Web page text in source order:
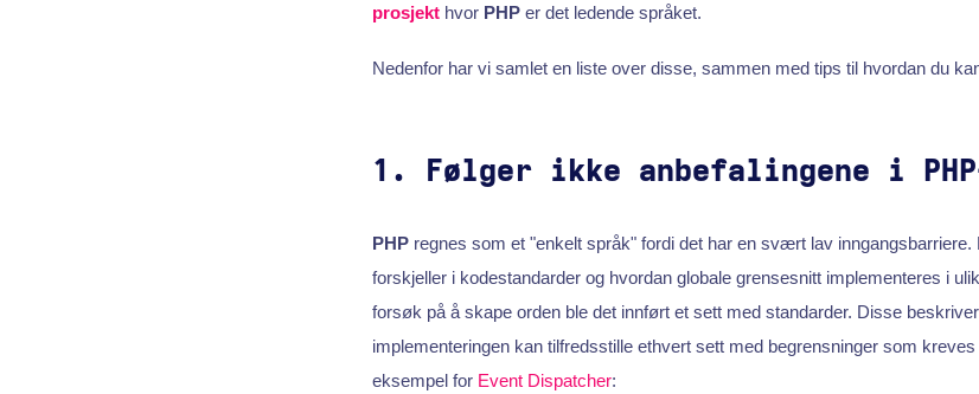
prosjekthvor PHPer det ledende språket.
Nedenfor har vi samlet en liste over disse, sammen med tips til hvordan du
1. Følger ikke anbefalingene i
PHPregnes som et "enkelt språk" fordi det har en svært lav inngangsbarriere.
forskjeller i kodestandarder og hvordan globale grensesnitt implementeres i
forsøk på å skape orden ble det innført et sett med standarder. Disse
implementeringen kan tilfredsstille ethvert sett med begrensninger som
eksempel for Event Dispatcher: